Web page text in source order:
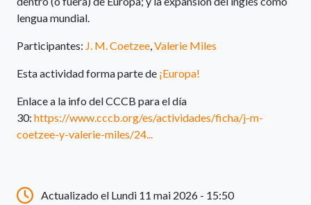
lengua mundial.
Participantes: J. M. Coetzee,Valerie Miles
Esta actividad forma parte de ¡Europa!
Enlace a la info del CCCB para el día
30: https://www.cccb.org/es/actividades/ficha/j-m-
coetzee-y-valerie-miles/24...
Actualizado el Lundi 11 mai 2026 - 15:50